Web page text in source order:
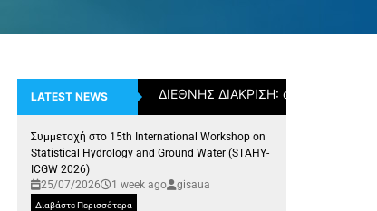
LATEST NEWS ΔΙΕΘΝΗΣ ΔΙΑΚΡΙΣΗ: ο Επίκουρος
Συμμετοχή στο 15th International Workshop on
Statistical Hydrology and Ground Water (STAHY-
ICGW 2026)
25/07/2026
1 week ago gisaua
Διαβάστε Περισσότερα